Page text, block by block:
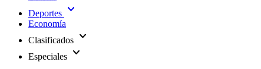
Deportes expand_more
Economía
Clasificados expand_more
Especiales expand_more